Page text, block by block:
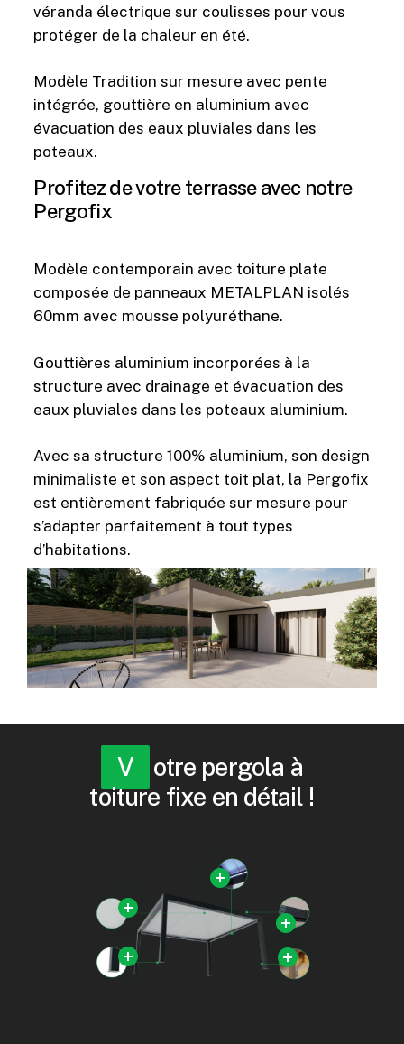
véranda électrique sur coulisses pour vous
protéger de la chaleur en été.
Modèle Tradition sur mesure avec pente
intégrée, gouttière en aluminium avec
évacuation des eaux pluviales dans les
poteaux.
Profitez de votre terrasse avec notre
Pergofix
Modèle contemporain avec toiture plate
composée de panneaux METALPLAN isolés
60mm avec mousse polyuréthane.
Gouttières aluminium incorporées à la
structure avec drainage et évacuation des
eaux pluviales dans les poteaux aluminium.
Avec sa structure 100% aluminium, son design
minimaliste et son aspect toit plat, la Pergofix
est entièrement fabriquée sur mesure pour
s’adapter parfaitement à tout types
d’habitations.
Votre pergola à
toiture fixe en détail !